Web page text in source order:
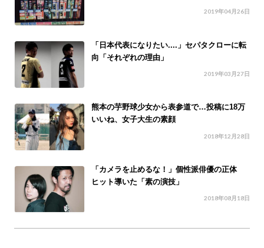
2019年04月26日
「日本代表になりたい....」セパタクローに転
向「それぞれの理由」
2019年03月27日
熊本の芋野球少女から表参道で…投稿に18万
いいね、女子大生の素顔
2018年12月28日
「カメラを止めるな！」個性派俳優の正体
ヒット導いた「素の演技」
2018年08月18日